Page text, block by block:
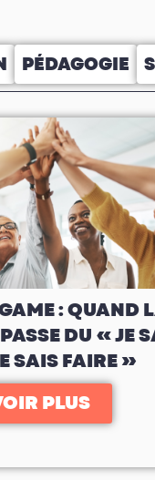
PÉDAGOGIE
: QUAND
DU « JE
SAIS FAIRE »
PLUS